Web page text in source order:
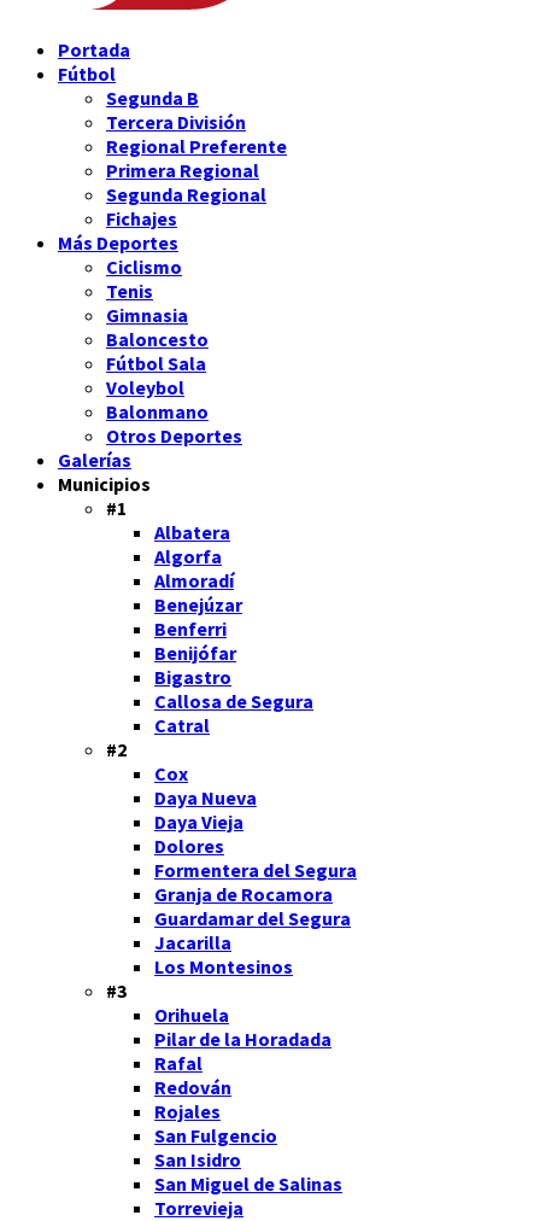
Portada
Fútbol
Segunda B
Tercera División
Regional Preferente
Primera Regional
Segunda Regional
Fichajes
Más Deportes
Ciclismo
Tenis
Gimnasia
Baloncesto
Fútbol Sala
Voleybol
Balonmano
Otros Deportes
Galerías
Municipios
#1
Albatera
Algorfa
Almoradí
Benejúzar
Benferri
Benijófar
Bigastro
Callosa de Segura
Catral
#2
Cox
Daya Nueva
Daya Vieja
Dolores
Formentera del Segura
Granja de Rocamora
Guardamar del Segura
Jacarilla
Los Montesinos
#3
Orihuela
Pilar de la Horadada
Rafal
Redován
Rojales
San Fulgencio
San Isidro
San Miguel de Salinas
Torrevieja